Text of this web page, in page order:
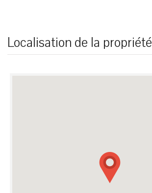
Localisation de la propriété